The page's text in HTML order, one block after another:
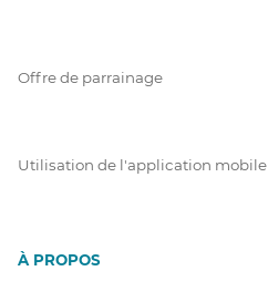
Offre de parrainage
Utilisation de l'application mobile
À PROPOS